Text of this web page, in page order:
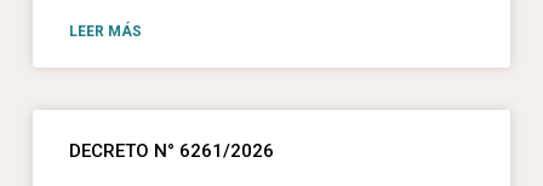
LEER MÁS
DECRETO N° 6261/2026